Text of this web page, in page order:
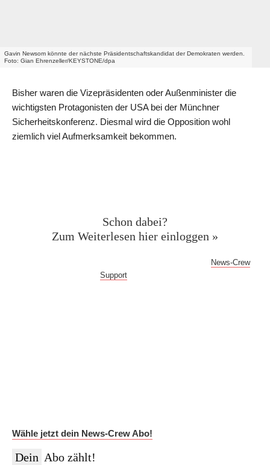
Gavin Newsom könnte der nächste Präsidentschaftskandidat der Demokraten werden.
Foto: Gian Ehrenzeller/KEYSTONE/dpa
Bisher waren die Vizepräsidenten oder Außenminister die
wichtigsten Protagonisten der USA bei der Münchner
Sicherheitskonferenz. Diesmal wird die Opposition wohl
ziemlich viel Aufmerksamkeit bekommen.
Schon dabei?
Zum Weiterlesen hier einloggen »
News-Crew
Support
Wähle jetzt dein News-Crew Abo!
Dein Abo zählt!